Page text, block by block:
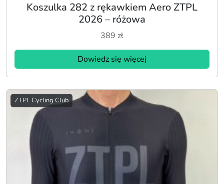
Koszulka 282 z rękawkiem Aero ZTPL
2026 – różowa
389 zł
Dowiedz się więcej
ZTPL Cycling Club